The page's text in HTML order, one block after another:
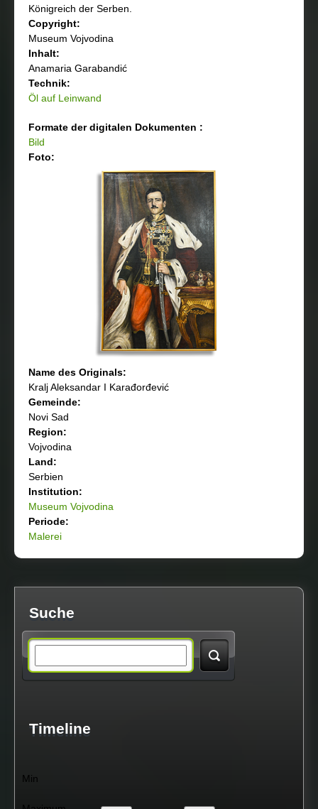
Königreich der Serben.
Copyright:
Museum Vojvodina
Inhalt:
Anamaria Garabandić
Technik:
Öl auf Leinwand
Formate der digitalen Dokumenten :
Bild
Foto:
Name des Originals:
Kralj Aleksandar I Karađorđević
Gemeinde:
Novi Sad
Region:
Vojvodina
Land:
Serbien
Institution:
Museum Vojvodina
Periode:
Malerei
Suche
a
Timeline
Min